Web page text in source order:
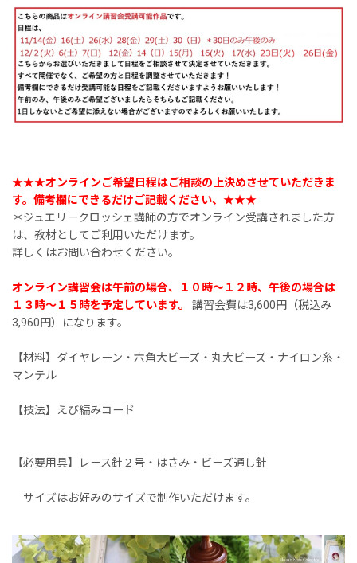
★★★オンラインご希望日程はご相談の上決めさせていただきま
す。備考欄にできるだけご記載ください、★★★
＊ジュエリークロッシェ講師の方でオンライン受講されました方
は、教材としてご利用いただけます。
詳しくはお問い合わせください。
オンライン講習会は午前の場合、１０時〜１２時、午後の場合は
１３時〜１５時を予定しています。
講習会費は3,600円（税込み
3,960円）になります。
【材料】ダイヤレーン・六角大ビーズ・丸大ビーズ・ナイロン糸・
マンテル
【技法】えび編みコード
【必要用具】レース針２号・はさみ・ビーズ通し針
サイズはお好みのサイズで制作いただけます。